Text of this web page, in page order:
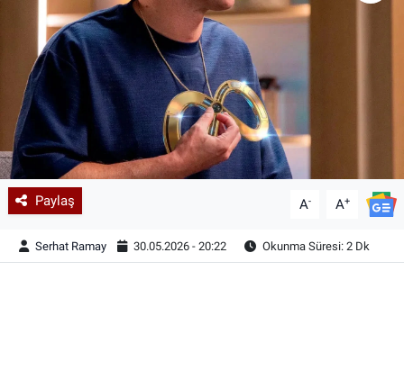
Paylaş A- A+
Serhat Ramay 30.05.2026 - 20:22 Okunma Süresi: 2 Dk